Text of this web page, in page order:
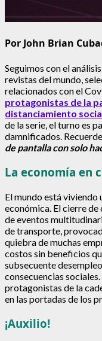
Por John Brian
Seguimos con el
revistas del mundo,
relacionados con el
protagonistas de la
distanciamiento
de la serie, el turno es
damnificados.
de pantalla con solo
La economía en
El mundo está viviendo
económica. El cierre
de eventos
de transporte,
quiebra de muchas
costos sin beneficios
subsecuente
consecuencias
protagonistas de la
en las portadas de los
¡Auxilio!